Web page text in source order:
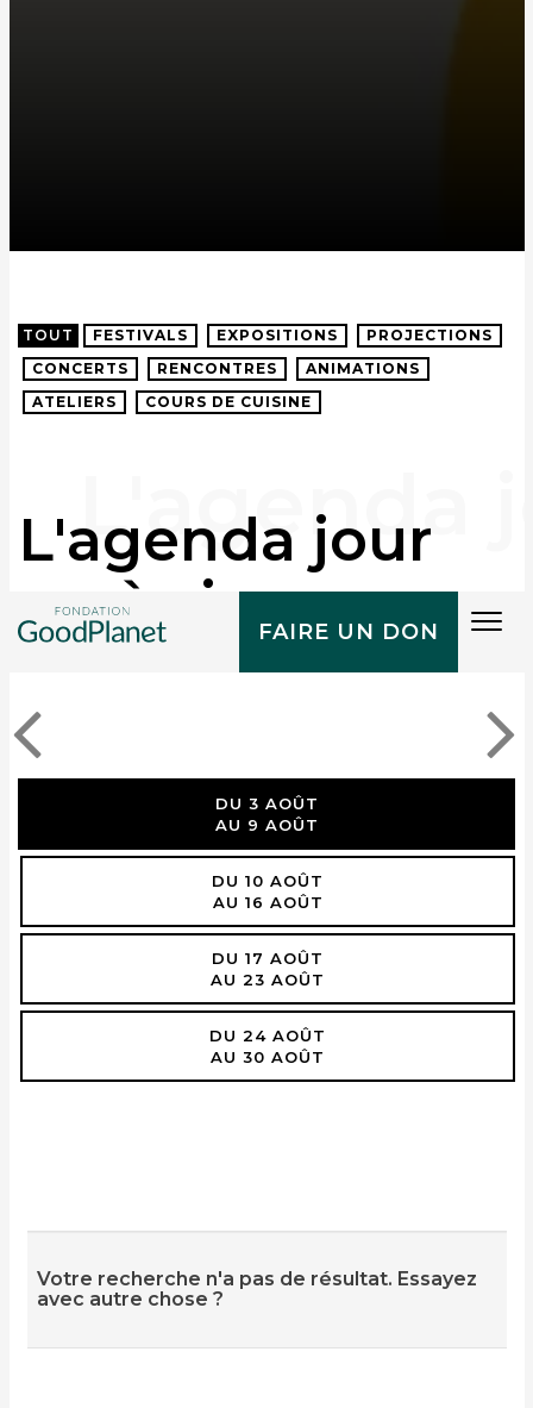
FAIRE UN DON
TOUT FESTIVALS EXPOSITIONS
PROJECTIONS
CONCERTS
RENCONTRES
ANIMATIONS
ATELIERS
COURS DE CUISINE
L'agenda jour
après jour
DU 3 AOÛT
AU 9 AOÛT
DU 10 AOÛT
AU 16 AOÛT
DU 17 AOÛT
AU 23 AOÛT
DU 24 AOÛT
AU 30 AOÛT
Votre recherche n'a pas de résultat. Essayez
avec autre chose ?